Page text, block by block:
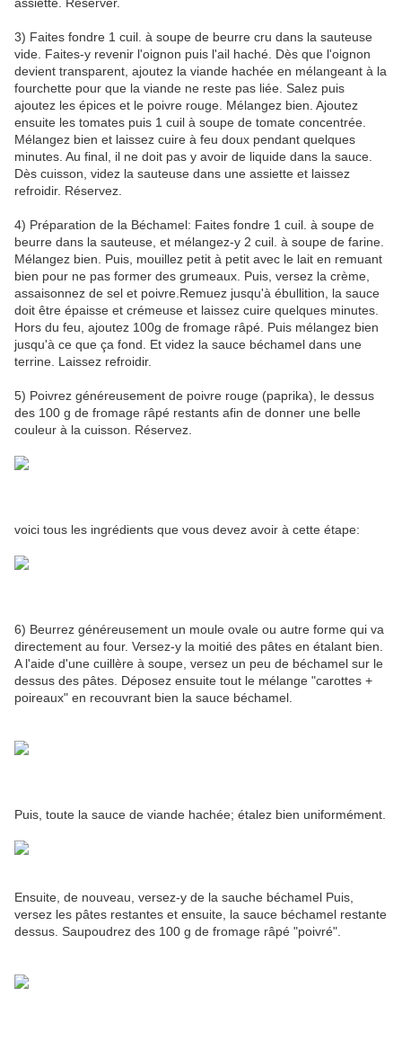
3) Faites fondre 1 cuil. à soupe de beurre cru dans la sauteuse
vide. Faites-y revenir l'oignon puis l'ail haché. Dès que l'oignon
devient transparent, ajoutez la viande hachée en mélangeant à la
fourchette pour que la viande ne reste pas liée. Salez puis
ajoutez les épices et le poivre rouge. Mélangez bien. Ajoutez
ensuite les tomates puis 1 cuil à soupe de tomate concentrée.
Mélangez bien et laissez cuire à feu doux pendant quelques
minutes. Au final, il ne doit pas y avoir de liquide dans la sauce.
Dès cuisson, videz la sauteuse dans une assiette et laissez
refroidir. Réservez.
4) Préparation de la Béchamel: Faites fondre 1 cuil. à soupe de
beurre dans la sauteuse, et mélangez-y 2 cuil. à soupe de farine.
Mélangez bien. Puis, mouillez petit à petit avec le lait en remuant
bien pour ne pas former des grumeaux. Puis, versez la crème,
assaisonnez de sel et poivre.Remuez jusqu'à ébullition, la sauce
doit être épaisse et crémeuse et laissez cuire quelques minutes.
Hors du feu, ajoutez 100g de fromage râpé. Puis mélangez bien
jusqu'à ce que ça fond. Et videz la sauce béchamel dans une
terrine. Laissez refroidir.
5) Poivrez généreusement de poivre rouge (paprika), le dessus
des 100 g de fromage râpé restants afin de donner une belle
couleur à la cuisson. Réservez.
voici tous les ingrédients que vous devez avoir à cette étape:
6) Beurrez généreusement un moule ovale ou autre forme qui va
directement au four. Versez-y la moitié des pâtes en étalant bien.
A l'aide d'une cuillère à soupe, versez un peu de béchamel sur le
dessus des pâtes. Déposez ensuite tout le mélange "carottes +
poireaux" en recouvrant bien la sauce béchamel.
Puis, toute la sauce de viande hachée; étalez bien uniformément.
Ensuite, de nouveau, versez-y de la sauche béchamel Puis,
versez les pâtes restantes et ensuite, la sauce béchamel restante
dessus. Saupoudrez des 100 g de fromage râpé "poivré".